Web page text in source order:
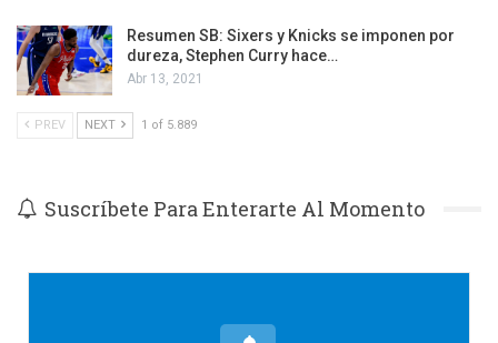
Resumen SB: Sixers y Knicks se imponen por
dureza, Stephen Curry hace…
Abr 13, 2021
PREV NEXT 1 of 5.889
Suscríbete Para Enterarte Al Momento